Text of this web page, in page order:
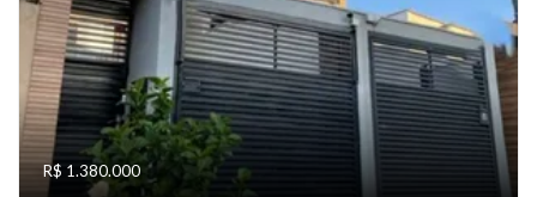
R$ 1.380.000